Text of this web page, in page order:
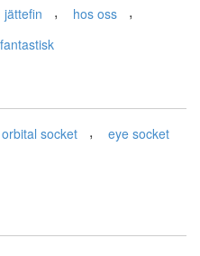
jättefin , hos oss ,
fantastisk
orbital socket , eye socket